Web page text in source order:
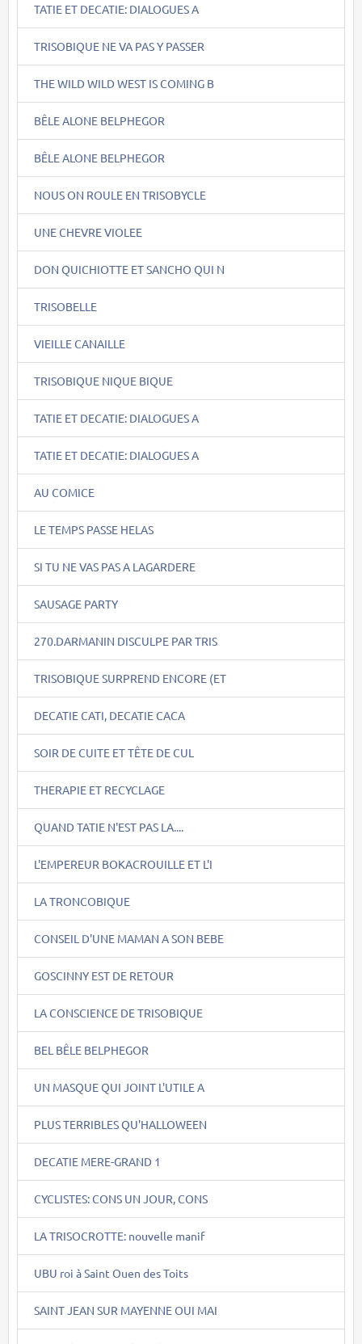
TATIE ET DECATIE: DIALOGUES A
TRISOBIQUE NE VA PAS Y PASSER
THE WILD WILD WEST IS COMING B
BÊLE ALONE BELPHEGOR
BÊLE ALONE BELPHEGOR
NOUS ON ROULE EN TRISOBYCLE
UNE CHEVRE VIOLEE
DON QUICHIOTTE ET SANCHO QUI N
TRISOBELLE
VIEILLE CANAILLE
TRISOBIQUE NIQUE BIQUE
TATIE ET DECATIE: DIALOGUES A
TATIE ET DECATIE: DIALOGUES A
AU COMICE
LE TEMPS PASSE HELAS
SI TU NE VAS PAS A LAGARDERE
SAUSAGE PARTY
270.DARMANIN DISCULPE PAR TRIS
TRISOBIQUE SURPREND ENCORE (ET
DECATIE CATI, DECATIE CACA
SOIR DE CUITE ET TÊTE DE CUL
THERAPIE ET RECYCLAGE
QUAND TATIE N'EST PAS LA....
L'EMPEREUR BOKACROUILLE ET L'I
LA TRONCOBIQUE
CONSEIL D'UNE MAMAN A SON BEBE
GOSCINNY EST DE RETOUR
LA CONSCIENCE DE TRISOBIQUE
BEL BÊLE BELPHEGOR
UN MASQUE QUI JOINT L'UTILE A
PLUS TERRIBLES QU'HALLOWEEN
DECATIE MERE-GRAND 1
CYCLISTES: CONS UN JOUR, CONS
LA TRISOCROTTE: nouvelle manif
UBU roi à Saint Ouen des Toits
SAINT JEAN SUR MAYENNE OUI MAI